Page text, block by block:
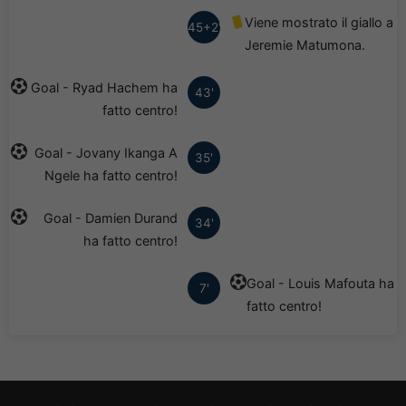
45+2'
Viene mostrato il giallo a
Jeremie Matumona.
43'
Goal - Ryad Hachem ha
fatto centro!
35'
Goal - Jovany Ikanga A
Ngele ha fatto centro!
34'
Goal - Damien Durand
ha fatto centro!
7'
Goal - Louis Mafouta ha
fatto centro!